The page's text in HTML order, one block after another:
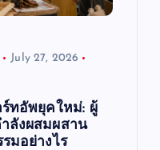
July 27, 2026
ทอัพยุคใหม่: ผู้
ลังผสมผสาน
มอย่างไร